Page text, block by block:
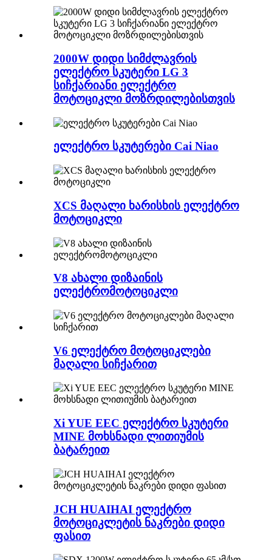
2000W დიდი სიმძლავრის
ელექტრო სკუტერი LG 3
სიჩქარიანი ელექტრო
მოტოციკლი მოზრდილებისთვის
ელექტრო სკუტერები Cai Niao
XCS მაღალი ხარისხის ელექტრო
მოტოციკლი
V8 ახალი დიზაინის
ელექტრომოტოციკლი
V6 ელექტრო მოტოციკლები
მაღალი სიჩქარით
Xi YUE EEC ელექტრო სკუტერი
MINE მოხსნადი ლითიუმის
ბატარეით
JCH HUAIHAI ელექტრო
მოტოციკლეტის ნაკრები დიდი
ფასით